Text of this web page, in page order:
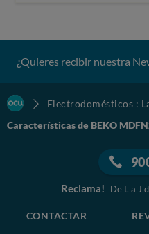
¿Quieres recibir nuestra
Electrodomésticos :
Características de BEKO
Reclama! De L a J
CONTACTAR